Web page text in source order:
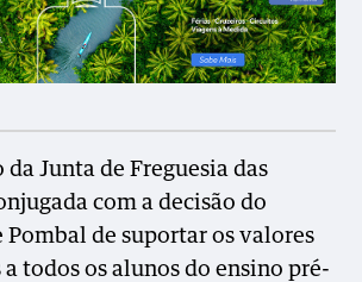
da Junta de Freguesia das
com a decisão do
de suportar os valores
a todos os alunos do ensino pré-